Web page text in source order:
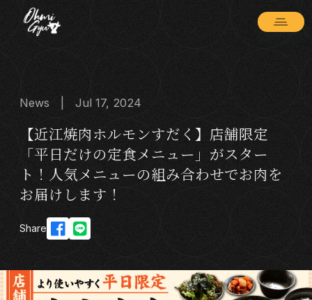
News | Jul 17, 2024
【近江焼肉ホルモンすだく】店舗限定
「平日だけの定食メニュー」がスター
ト！人気メニューの組み合わせでお肉を
お届けします！
Share